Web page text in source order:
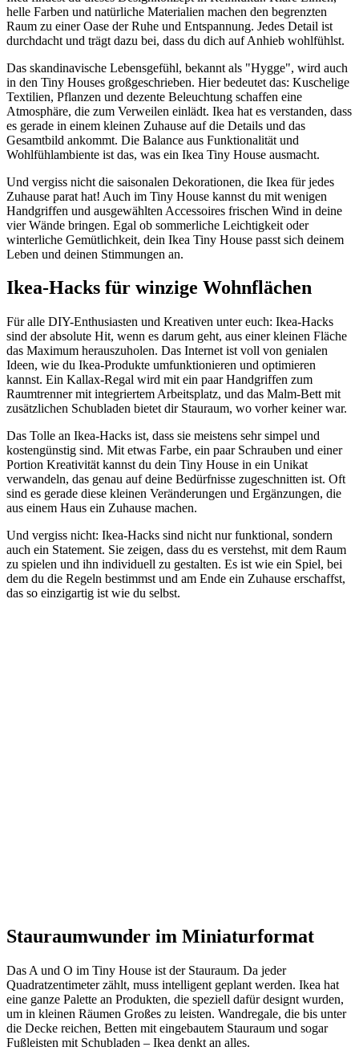
helle Farben und natürliche Materialien machen den begrenzten
Raum zu einer Oase der Ruhe und Entspannung. Jedes Detail ist
durchdacht und trägt dazu bei, dass du dich auf Anhieb wohlfühlst.
Das skandinavische Lebensgefühl, bekannt als "Hygge", wird auch
in den Tiny Houses großgeschrieben. Hier bedeutet das: Kuschelige
Textilien, Pflanzen und dezente Beleuchtung schaffen eine
Atmosphäre, die zum Verweilen einlädt. Ikea hat es verstanden, dass
es gerade in einem kleinen Zuhause auf die Details und das
Gesamtbild ankommt. Die Balance aus Funktionalität und
Wohlfühlambiente ist das, was ein Ikea Tiny House ausmacht.
Und vergiss nicht die saisonalen Dekorationen, die Ikea für jedes
Zuhause parat hat! Auch im Tiny House kannst du mit wenigen
Handgriffen und ausgewählten Accessoires frischen Wind in deine
vier Wände bringen. Egal ob sommerliche Leichtigkeit oder
winterliche Gemütlichkeit, dein Ikea Tiny House passt sich deinem
Leben und deinen Stimmungen an.
Ikea-Hacks für winzige Wohnflächen
Für alle DIY-Enthusiasten und Kreativen unter euch: Ikea-Hacks
sind der absolute Hit, wenn es darum geht, aus einer kleinen Fläche
das Maximum herauszuholen. Das Internet ist voll von genialen
Ideen, wie du Ikea-Produkte umfunktionieren und optimieren
kannst. Ein Kallax-Regal wird mit ein paar Handgriffen zum
Raumtrenner mit integriertem Arbeitsplatz, und das Malm-Bett mit
zusätzlichen Schubladen bietet dir Stauraum, wo vorher keiner war.
Das Tolle an Ikea-Hacks ist, dass sie meistens sehr simpel und
kostengünstig sind. Mit etwas Farbe, ein paar Schrauben und einer
Portion Kreativität kannst du dein Tiny House in ein Unikat
verwandeln, das genau auf deine Bedürfnisse zugeschnitten ist. Oft
sind es gerade diese kleinen Veränderungen und Ergänzungen, die
aus einem Haus ein Zuhause machen.
Und vergiss nicht: Ikea-Hacks sind nicht nur funktional, sondern
auch ein Statement. Sie zeigen, dass du es verstehst, mit dem Raum
zu spielen und ihn individuell zu gestalten. Es ist wie ein Spiel, bei
dem du die Regeln bestimmst und am Ende ein Zuhause erschaffst,
das so einzigartig ist wie du selbst.
Stauraumwunder im Miniaturformat
Das A und O im Tiny House ist der Stauraum. Da jeder
Quadratzentimeter zählt, muss intelligent geplant werden. Ikea hat
eine ganze Palette an Produkten, die speziell dafür designt wurden,
um in kleinen Räumen Großes zu leisten. Wandregale, die bis unter
die Decke reichen, Betten mit eingebautem Stauraum und sogar
Fußleisten mit Schubladen – Ikea denkt an alles.